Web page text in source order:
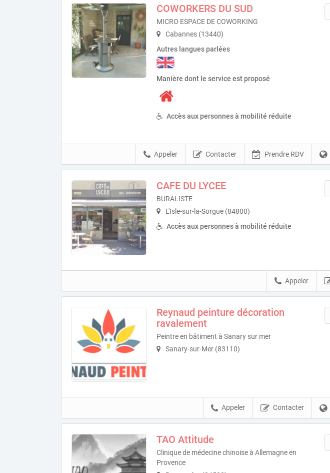
COWORKERS DU SUD
MICRO ESPACE DE COWORKING
Cabannes (13440)
Autres langues parlées
Manière dont le service est proposé
Accès aux personnes à mobilité réduite
Prendre RDV
Contacter
Appeler
CAFE DU LYCEE
BURALISTE
L'Isle-sur-la-Sorgue (84800)
Accès aux personnes à mobilité réduite
Appeler
Reynaud peinture décoration
ravalement
Peintre en bâtiment à Sanary sur mer
Sanary-sur-Mer (83110)
Contacter
Appeler
TAO Attitude
Clinique de médecine chinoise à Allemagne en
Provence